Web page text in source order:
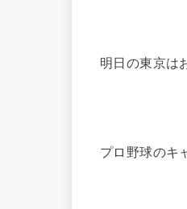
明日の東京は
プロ野球のキ